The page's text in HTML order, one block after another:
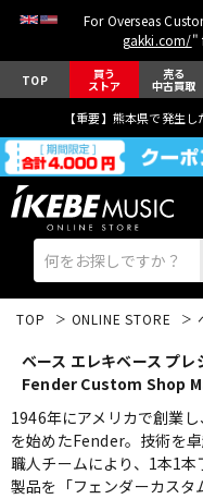
For Overseas
gakki.com/"
TOP 買う
ストア
売る
中古買取
【重要】熊本県で発生
エレキギター
TOP ONLINE STORE
ベース エレキベース プ
Fender Custom Shop
1946年にアメリカで創業
を始めたFender。技術を
職人チームにより、1本1
製品を「フェンダーカスタ